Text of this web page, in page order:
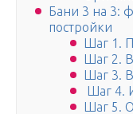
Бани 3 на 3:
постройки
Шаг 1.
Шаг 2.
Шаг 3.
Шаг 4.
Шаг 5.